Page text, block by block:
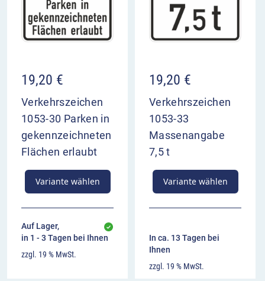
19,20 €
Verkehrszeichen
1053-30 Parken in
gekennzeichneten
Flächen erlaubt
Variante wählen
Auf Lager,
in 1 - 3 Tagen bei Ihnen
zzgl. 19 % MwSt.
19,20 €
Verkehrszeichen
1053-33
Massenangabe
7,5 t
Variante wählen
In ca. 13 Tagen bei
Ihnen
zzgl. 19 % MwSt.